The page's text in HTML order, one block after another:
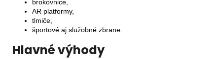
brokovnice,
AR platformy,
tlmiče,
športové aj služobné zbrane.
Hlavné výhody